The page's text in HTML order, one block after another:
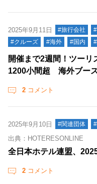
2025年9月11日 #旅行会社
#クルーズ
#海外 #国内
開催まで2週間！ツー
1200小間超 海外ブー
2 コメント
2025年9月10日 #関連団体
出典：HOTERESONLINE
全日本ホテル連盟、
2 コメント